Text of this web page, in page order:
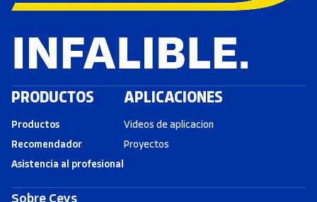
PRODUCTOS
Productos
Recomendador
Asistencia al profesional
APLICACIONES
Videos de aplicacion
Proyectos
Sobre Ceys